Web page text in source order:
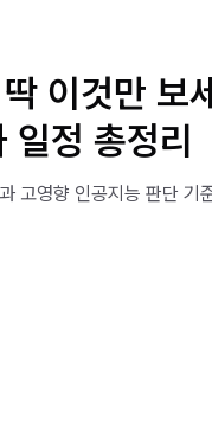
이것만 보
일정 총정리
고영향 인공지능 판단 기